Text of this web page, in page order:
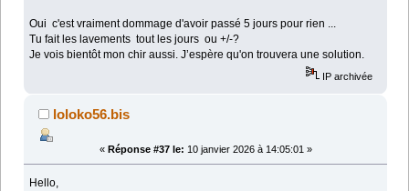
Oui c'est vraiment dommage d'avoir passé 5 jours pour rien ...
Tu fait les lavements tout les jours ou +/-?
Je vois bientôt mon chir aussi. J’espère qu'on trouvera une solution.
IP archivée
loloko56.bis
« Réponse #37 le: 10 janvier 2026 à 14:05:01 »
Hello,